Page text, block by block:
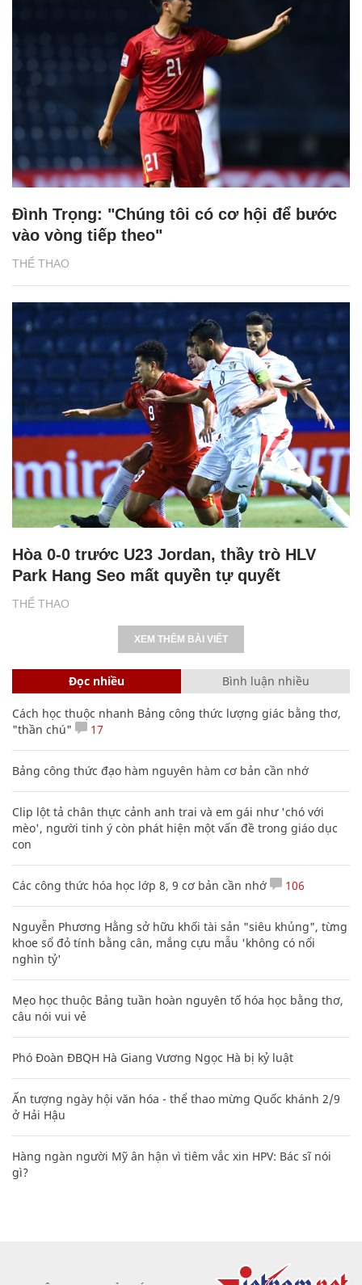
THỂ THAO
Đình Trọng: "Chúng tôi có cơ hội để bước
vào vòng tiếp theo"
THỂ THAO
Hòa 0-0 trước U23 Jordan, thầy trò HLV
Park Hang Seo mất quyền tự quyết
XEM THÊM BÀI VIẾT
Đọc nhiều Bình luận nhiều
Cách học thuộc nhanh Bảng công thức lượng giác bằng thơ,
"thần chú"
17
Bảng công thức đạo hàm nguyên hàm cơ bản cần nhớ
Clip lột tả chân thực cảnh anh trai và em gái như 'chó với
mèo', người tinh ý còn phát hiện một vấn đề trong giáo dục
con
Các công thức hóa học lớp 8, 9 cơ bản cần nhớ 106
Nguyễn Phương Hằng sở hữu khối tài sản "siêu khủng", từng
khoe sổ đỏ tính bằng cân, mắng cựu mẫu 'không có nổi
nghìn tỷ'
Mẹo học thuộc Bảng tuần hoàn nguyên tố hóa học bằng thơ,
câu nói vui vẻ
Phó Đoàn ĐBQH Hà Giang Vương Ngọc Hà bị kỷ luật
Ấn tượng ngày hội văn hóa - thể thao mừng Quốc khánh 2/9
ở Hải Hậu
Hàng ngàn người Mỹ ân hận vì tiêm vắc xin HPV: Bác sĩ nói
gì?